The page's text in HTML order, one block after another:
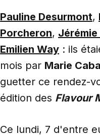
Pauline Desurmont,
Porcheron, Jérémie
Emilien Way : ils
mois par Marie
guetter ce rendez-
édition des Flavour
Ce lundi, 7 d'entre